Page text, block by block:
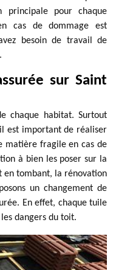
pour chaque
cas de dommage est
besoin de travail de
sur Saint
chaque habitat. Surtout
est important de réaliser
matière fragile en cas de
à bien les poser sur la
en tombant, la rénovation
un changement de
En effet, chaque tuile
dangers du toit.